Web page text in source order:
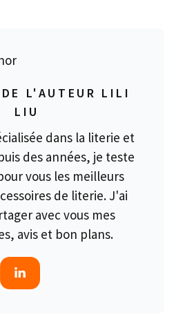
L'AUTEUR LILI
LIU
dans la literie et
des années, je teste
vous les meilleurs
de literie. J'ai
avec vous mes
avis et bon plans.